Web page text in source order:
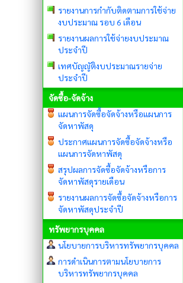
รายงานการกำกับติดตามการใช้จ่าย
งบประมาณ รอบ 6 เดือน
รายงานผลการใช้จ่ายงบประมาณ
ประจำปี
เทศบัญญัติงบประมาณรายจ่าย
ประจำปี
จัดซื้อ-จัดจ้าง
แผนการจัดซื้อจัดจ้างหรือแผนการ
จัดหาพัสดุ
ประกาศแผนการจัดซื้อจัดจ้างหรือ
แผนการจัดหาพัสดุ
สรุปผลการจัดซื้อจัดจ้างหรือการ
จัดหาพัสดุรายเดือน
รายงานผลการจัดซื้อจัดจ้างหรือการ
จัดหาพัสดุประจำปี
ทรัพยากรบุคคล
นโยบายการบริหารทรัพยากรบุคคล
การดำเนินการตามนโยบายการ
บริหารทรัพยากรบุคคล